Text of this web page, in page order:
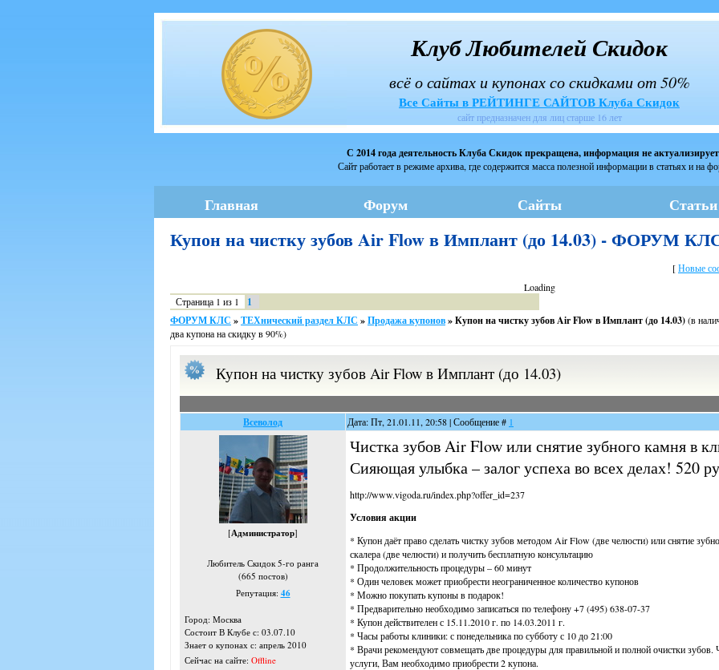
Клуб Любителей Скидок
всё о сайтах и купонах со скидками от 50%
Все Сайты в РЕЙТИНГЕ САЙТОВ Клуба Скидок
сайт предназначен для лиц старше 16 лет
С 2014 года деятельность Клуба Скидок прекращена, информация не
Сайт работает в режиме архива, где содержится масса полезной информации в статьях и на
Главная Форум Сайты Статьи
Купон на чистку зубов Air Flow в Имплант (до 14.03) - ФОРУМ
[Новые
Loading
Страница 1 из 1
1
ФОРУМ КЛС »ТЕХнический раздел КЛС »Продажа купонов»Купон на чистку зубов Air Flow в Имплант (до 14.03)(в
два купона на скидку в 90%)
Купон на чистку зубов Air Flow в Имплант (до 14.03)
Всеволод Дата: Пт, 21.01.11, 20:58 | Сообщение # 1
[Администратор]
Любитель Скидок 5-го ранга
(665 постов)
Репутация: 46
Город: Москва
Состоит В Клубе с: 03.07.10
Знает о купонах с: апрель 2010
Сейчас на сайте: Offline
Чистка зубов Air Flow или снятие зубного камня в
Сияющая улыбка – залог успеха во всех делах! 520
http://www.vigoda.ru/index.php?offer_id=237
Условия акции
* Купон даёт право сделать чистку зубов методом Air Flow (две челюсти) или снятие
скалера (две челюсти) и получить бесплатную консультацию
* Продолжительность процедуры – 60 минут
* Один человек может приобрести неограниченное количество купонов
* Можно покупать купоны в подарок!
* Предварительно необходимо записаться по телефону +7 (495) 638-07-37
* Купон действителен с 15.11.2010 г. по 14.03.2011 г.
* Часы работы клиники: с понедельника по субботу с 10 до 21:00
* Врачи рекомендуют совмещать две процедуры для правильной и полной очистки зубов.
услуги, Вам необходимо приобрести 2 купона.